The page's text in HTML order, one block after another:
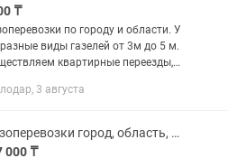
₸
по городу и области. У
виды газелей от 3м до 5 м.
квартирные переезды,
строй.материал, заводы,
3 августа
Грузоперевозки город, область, межгород. Вывоз строительного мусора.
000 ₸